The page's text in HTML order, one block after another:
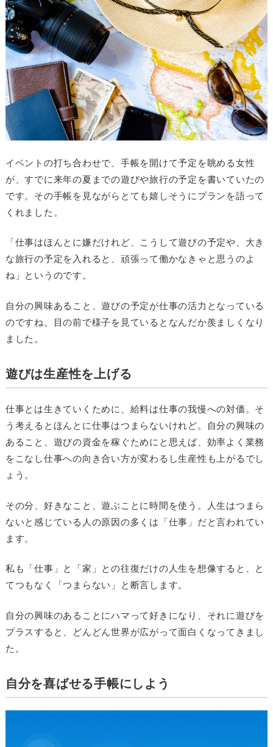
イベントの打ち合わせで、手帳を開けて予定を眺める女性
が、すでに来年の夏までの遊びや旅行の予定を書いていたの
です。その手帳を見ながらとても嬉しそうにプランを語って
くれました。
「仕事はほんとに嫌だけれど、こうして遊びの予定や、大き
な旅行の予定を入れると、頑張って働かなきゃと思うのよ
ね」というのです。
自分の興味あること、遊びの予定が仕事の活力となっている
のですね。目の前で様子を見ているとなんだか羨ましくなり
ました。
遊びは生産性を上げる
仕事とは生きていくために、給料は仕事の我慢への対価。そ
う考えるとほんとに仕事はつまらないけれど。自分の興味の
あること、遊びの資金を稼ぐためにと思えば、効率よく業務
をこなし仕事への向き合い方が変わるし生産性も上がるでし
ょう。
その分、好きなこと、遊ぶことに時間を使う。人生はつまら
ないと感じている人の原因の多くは「仕事」だと言われてい
ます。
私も「仕事」と「家」との往復だけの人生を想像すると、と
てつもなく「つまらない」と断言します。
自分の興味のあることにハマって好きになり、それに遊びを
プラスすると、どんどん世界が広がって面白くなってきまし
た。
自分を喜ばせる手帳にしよう